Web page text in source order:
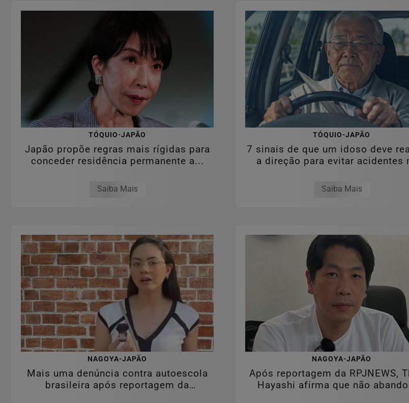
TÓQUIO-JAPÃO
Japão propõe regras mais rígidas para
conceder residência permanente a...
Saiba Mais
TÓQUIO-JAPÃO
7 sinais de que um idoso deve
a direção para evitar acidentes
Saiba Mais
NAGOYA-JAPÃO
Mais uma denúncia contra autoescola
brasileira após reportagem da
NAGOYA-JAPÃO
Após reportagem da RPJNEWS,
Hayashi afirma que não